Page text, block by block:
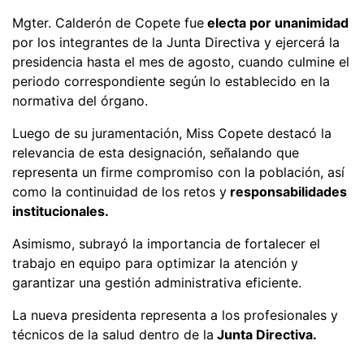
Mgter. Calderón de Copete fue electa por unanimidad
por los integrantes de la Junta Directiva y ejercerá la
presidencia hasta el mes de agosto, cuando culmine el
periodo correspondiente según lo establecido en la
normativa del órgano.
Luego de su juramentación, Miss Copete destacó la
relevancia de esta designación, señalando que
representa un firme compromiso con la población, así
como la continuidad de los retos y responsabilidades
institucionales.
Asimismo, subrayó la importancia de fortalecer el
trabajo en equipo para optimizar la atención y
garantizar una gestión administrativa eficiente.
La nueva presidenta representa a los profesionales y
técnicos de la salud dentro de la Junta Directiva.